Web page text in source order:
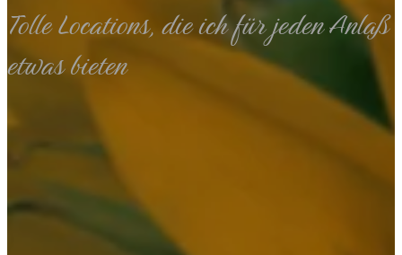
Tolle Locations, die ich für jeden Anlaß
etwas bieten